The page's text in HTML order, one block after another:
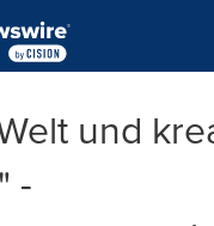
menu
und
-